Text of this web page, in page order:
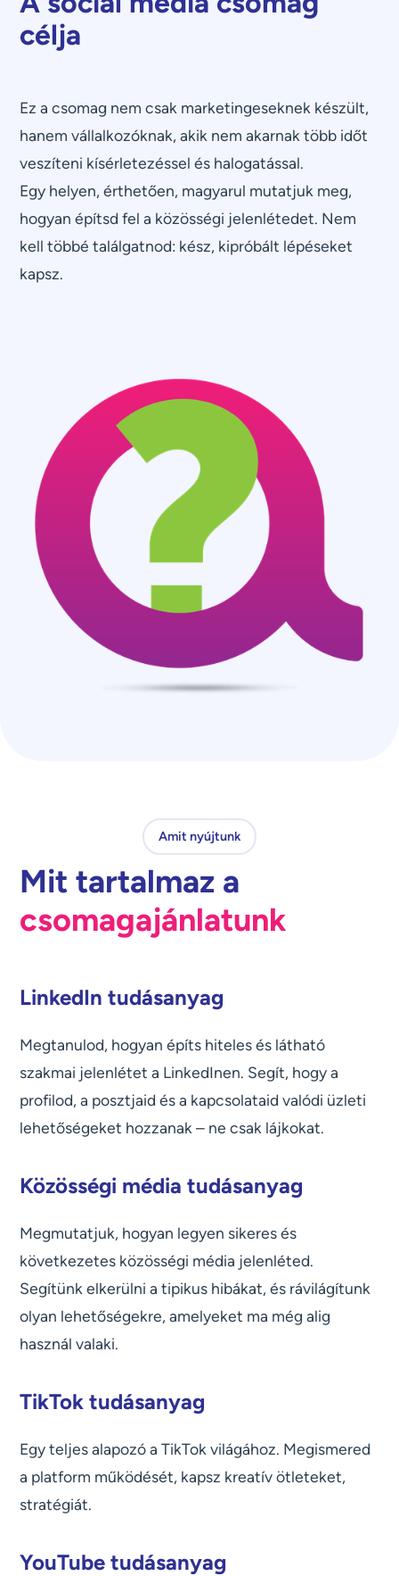
célja
Ez a csomag nem csak marketingeseknek készült,
hanem vállalkozóknak, akik nem akarnak több időt
veszíteni kísérletezéssel és halogatással.
Egy helyen, érthetően, magyarul mutatjuk meg,
hogyan építsd fel a közösségi jelenlétedet. Nem
kell többé találgatnod: kész, kipróbált lépéseket
kapsz.
Amit nyújtunk
Mit tartalmaz a
csomagajánlatunk
LinkedIn tudásanyag
Megtanulod, hogyan építs hiteles és látható
szakmai jelenlétet a LinkedInen. Segít, hogy a
profilod, a posztjaid és a kapcsolataid valódi üzleti
lehetőségeket hozzanak – ne csak lájkokat.
Közösségi média tudásanyag
Megmutatjuk, hogyan legyen sikeres és
következetes közösségi média jelenléted.
Segítünk elkerülni a tipikus hibákat, és rávilágítunk
olyan lehetőségekre, amelyeket ma még alig
használ valaki.
TikTok tudásanyag
Egy teljes alapozó a TikTok világához. Megismered
a platform működését, kapsz kreatív ötleteket,
stratégiát.
YouTube tudásanyag